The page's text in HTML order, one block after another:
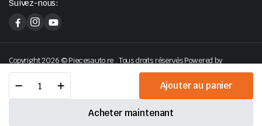
D7023S
AMORT
Ajouter au panier
Acheter maintenant
Suivez-nous:
Copyright 2026 © Piecesauto.re . Tous droits réservés Powered by
H2Zconseil